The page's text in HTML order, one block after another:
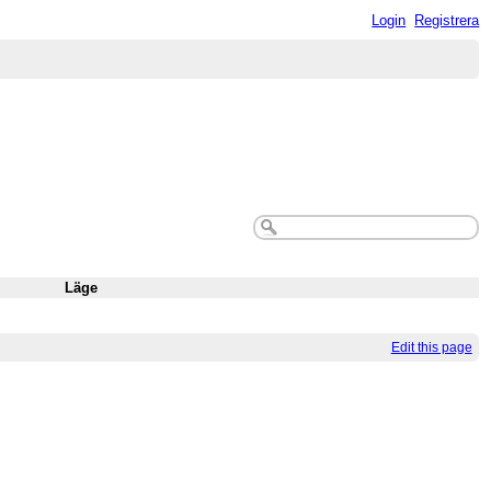
Login Registrera
Läge
Edit this page